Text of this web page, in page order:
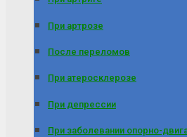
При артрозе
После переломов
При атеросклерозе
При депрессии
При заболевании опорно-